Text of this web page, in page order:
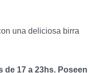
una deliciosa birra
de 17 a 23hs. Poseen